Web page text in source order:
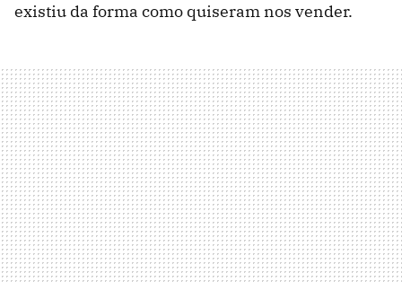
existiu da forma como quiseram nos vender.